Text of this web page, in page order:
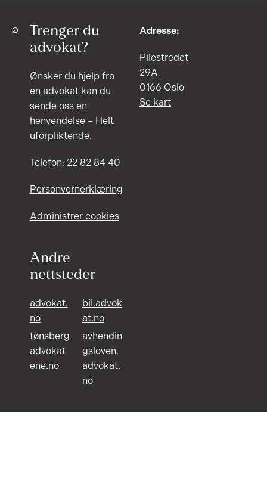
Trenger du
advokat?
Ønsker du hjelp fra
en advokat kan du
sende oss en
henvendelse – Helt
uforpliktende.
Telefon: 22 82 84 40
Personvernerklæring
Administrer cookies
Andre
nettsteder
advokat.
no
bil.advok
at.no
tønsberg
advokat
ene.no
avhendin
gsloven.
advokat.
no
Adresse:
Pilestredet
29A,
0166 Oslo
Se kart